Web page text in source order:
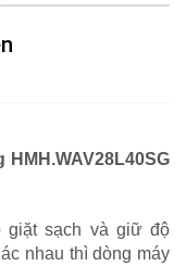
giặt sạch và giữ độ
nhau thì dòng máy